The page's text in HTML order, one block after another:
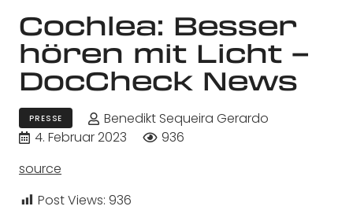
Cochlea: Besser
hören mit Licht –
DocCheck News
PRESSE
Benedikt Sequeira Gerardo
4. Februar 2023
936
source
Post Views: 936